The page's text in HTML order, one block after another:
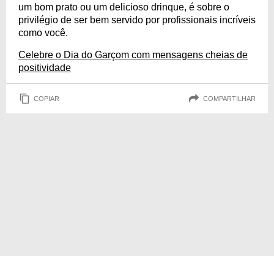
um bom prato ou um delicioso drinque, é sobre o
privilégio de ser bem servido por profissionais incríveis
como você.
Celebre o Dia do Garçom com mensagens cheias de
positividade
COPIAR COMPARTILHAR